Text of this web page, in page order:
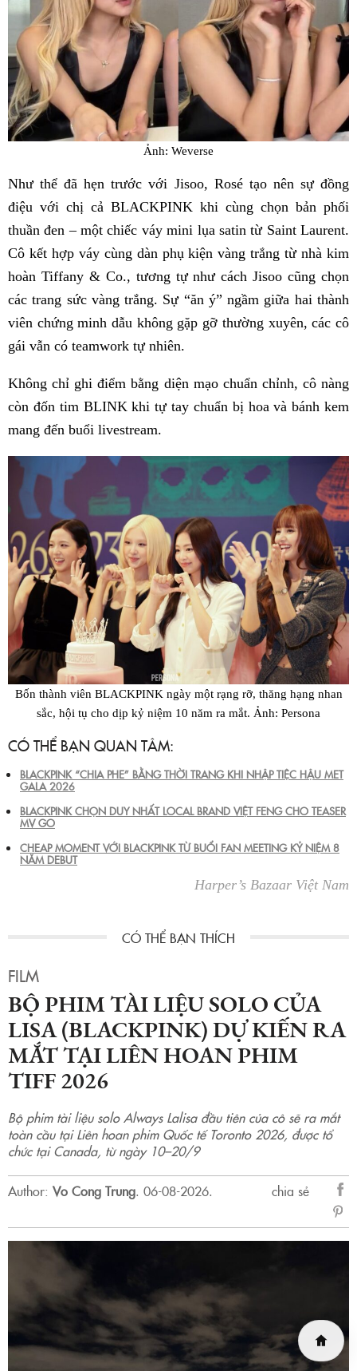
Ảnh: Weverse
Như thể đã hẹn trước với Jisoo, Rosé tạo nên sự đồng
điệu với chị cả BLACKPINK khi cùng chọn bản phối
thuần đen – một chiếc váy mini lụa satin từ Saint Laurent.
Cô kết hợp váy cùng dàn phụ kiện vàng trắng từ nhà kim
hoàn Tiffany & Co., tương tự như cách Jisoo cũng chọn
các trang sức vàng trắng. Sự “ăn ý” ngầm giữa hai thành
viên chứng minh dẫu không gặp gỡ thường xuyên, các cô
gái vẫn có teamwork tự nhiên.
Không chỉ ghi điểm bằng diện mạo chuẩn chỉnh, cô nàng
còn đốn tim BLINK khi tự tay chuẩn bị hoa và bánh kem
mang đến buổi livestream.
Bốn thành viên BLACKPINK ngày một rạng rỡ, thăng hạng nhan
sắc, hội tụ cho dịp kỷ niệm 10 năm ra mắt. Ảnh: Persona
CÓ THỂ BẠN QUAN TÂM:
BLACKPINK “CHIA PHE” BẰNG THỜI TRANG KHI NHẬP TIỆC HẬU MET
GALA 2026
BLACKPINK CHỌN DUY NHẤT LOCAL BRAND VIỆT FENG CHO TEASER
MV GO
CHEAP MOMENT VỚI BLACKPINK TỪ BUỔI FAN MEETING KỶ NIỆM 8
NĂM DEBUT
Harper’s Bazaar Việt Nam
FILM
BỘ PHIM TÀI LIỆU SOLO CỦA
LISA (BLACKPINK) DỰ KIẾN RA
MẮT TẠI LIÊN HOAN PHIM
TIFF 2026
Bộ phim tài liệu solo Always Lalisa đầu tiên của cô sẽ ra mắt
toàn cầu tại Liên hoan phim Quốc tế Toronto 2026, được tổ
chức tại Canada, từ ngày 10–20/9
Author: Vo Cong Trung. 06-08-2026.
chia sẻ
sẻ